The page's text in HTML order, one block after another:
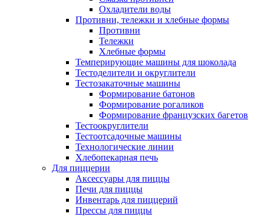
Охладители воды
Противни, тележки и хлебные формы
Противни
Тележки
Хлебные формы
Темперирующие машины для шоколада
Тестоделители и округлители
Тестозакаточные машины
Формирование батонов
Формирование рогаликов
Формирование французских багетов
Тестоокруглители
Тестоотсадочные машины
Технологические линии
Хлебопекарная печь
Для пиццерии
Аксессуары для пиццы
Печи для пиццы
Инвентарь для пиццерий
Прессы для пиццы